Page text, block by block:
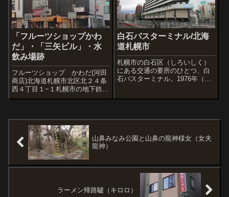
かな市...
「フルーツショップかわ
だ」・「三矢ビル」・水
飲み場跡
フルーツショップ かわだ(河田
商店)北海道札幌市北区北２４条
西４丁目１−１札幌市の地下鉄北
24条駅の交差点に昔から在る果
ひさしが目に入る。創業は昭和
47年（1972年）、青果と花を扱
う...
白石バスターミナル/北海
道札幌市
札幌市の白石区（しろいしく）
にある交通の要所のひとつ、白
石バスターミナル。1976年（昭
直結、一階はバスセンターと
山鼻みなみ公園と山鼻の龍神様女（女夫
龍神）
ラーメン帰路驢（キロロ）